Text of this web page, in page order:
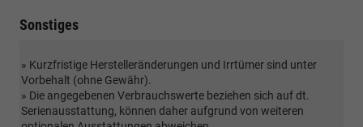
Sonstiges
» Kurzfristige Herstelleränderungen und Irrtümer sind unter
Vorbehalt (ohne Gewähr).
» Die angegebenen Verbrauchswerte beziehen sich auf dt.
Serienausstattung, können daher aufgrund von weiteren